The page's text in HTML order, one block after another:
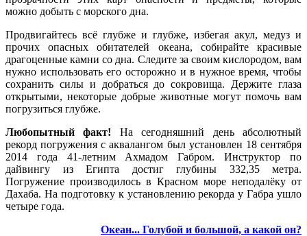
можно добыть с морского дна.
Продвигайтесь всё глубже и глубже, избегая акул, медуз и
прочих опасных обитателей океана, собирайте красивые
драгоценные камни со дна. Следите за своим кислородом, вам
нужно использовать его осторожно и в нужное время, чтобы
сохранить силы и добраться до сокровища. Держите глаза
открытыми, некоторые добрые животные могут помочь вам
погрузиться глубже.
Любопытный факт! На сегодняшний день абсолютный
рекорд погружения с аквалангом был установлен 18 сентября
2014 года 41-летним Ахмадом Габром. Инструктор по
дайвингу из Египта достиг глубины 332,35 метра.
Погружение производилось в Красном море неподалёку от
Дахаба. На подготовку к установлению рекорда у Габра ушло
четыре года.
Океан... Голубой и большой, а какой он?